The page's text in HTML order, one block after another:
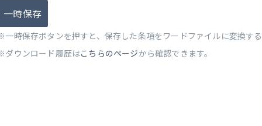
一時保存
一時保存ボタンを押すと、保存した条項をワードファイルに変換する
ダウンロード履歴はこちらのページから確認できます。